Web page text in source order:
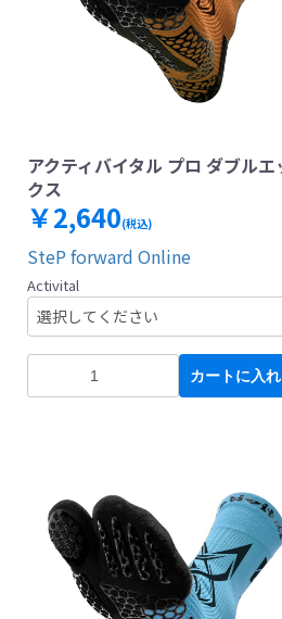
アクティバイタル プロ ダブルエ
クス
￥2,640(税込)
SteP forward Online
Activital
カートに入